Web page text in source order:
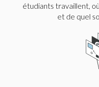
étudiants travaillent,
et de quel